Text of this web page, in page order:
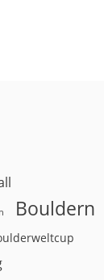
Bouldern